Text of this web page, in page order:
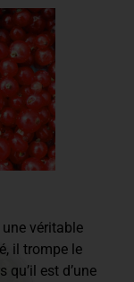
véritable
il trompe le
est d’une